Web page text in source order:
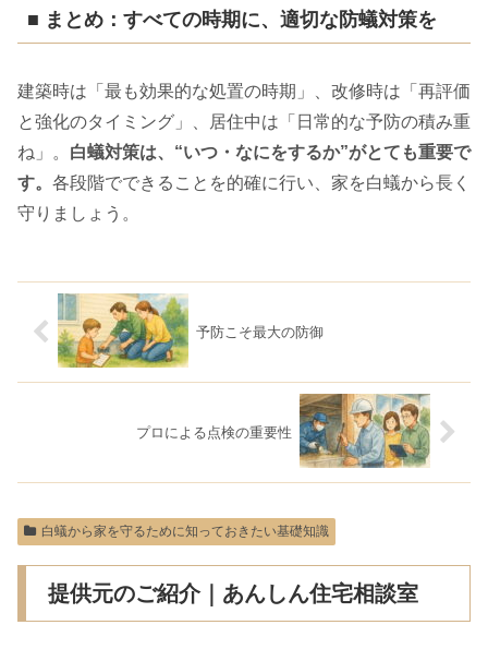
■ まとめ：すべての時期に、適切な防蟻対策を
建築時は「最も効果的な処置の時期」、改修時は「再評価
と強化のタイミング」、居住中は「日常的な予防の積み重
ね」。 白蟻対策は、“いつ・なにをするか”がとても重要で
す。 各段階でできることを的確に行い、家を白蟻から長く
守りましょう。
予防こそ最大の防御
プロによる点検の重要性
白蟻から家を守るために知っておきたい基礎知識
提供元のご紹介｜あんしん住宅相談室